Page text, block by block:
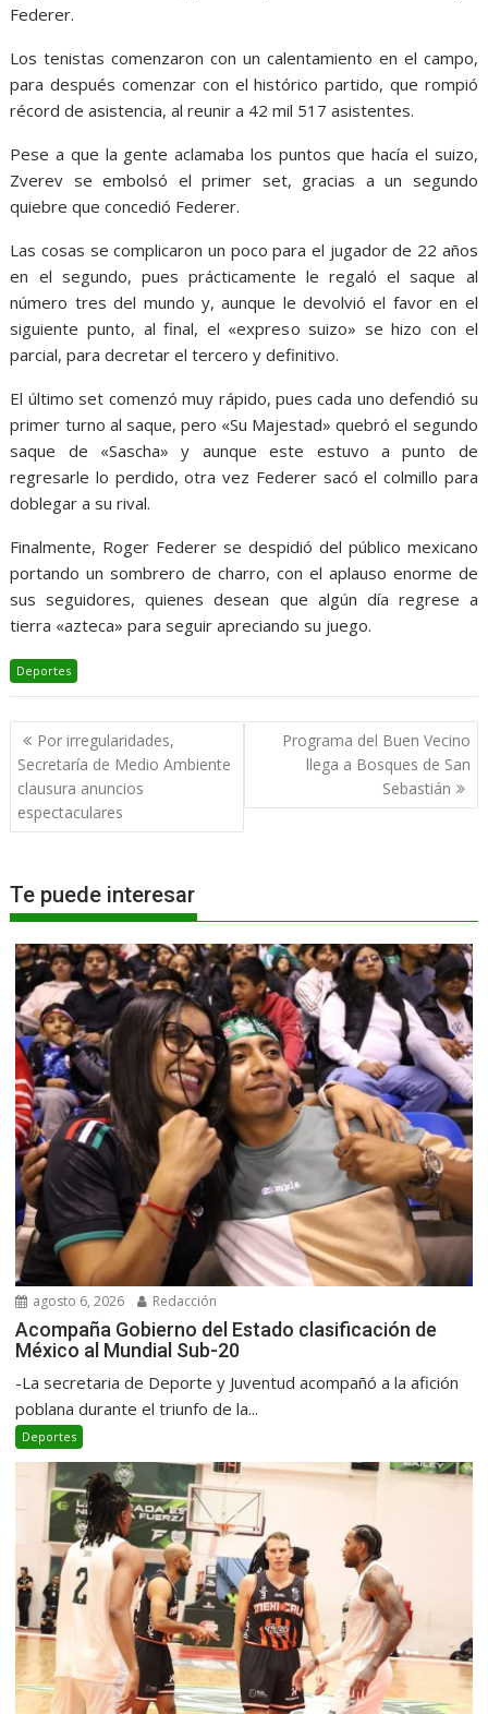
Federer.
Los tenistas comenzaron con un calentamiento en el campo,
para después comenzar con el histórico partido, que rompió
récord de asistencia, al reunir a 42 mil 517 asistentes.
Pese a que la gente aclamaba los puntos que hacía el suizo,
Zverev se embolsó el primer set, gracias a un segundo
quiebre que concedió Federer.
Las cosas se complicaron un poco para el jugador de 22 años
en el segundo, pues prácticamente le regaló el saque al
número tres del mundo y, aunque le devolvió el favor en el
siguiente punto, al final, el «expreso suizo» se hizo con el
parcial, para decretar el tercero y definitivo.
El último set comenzó muy rápido, pues cada uno defendió su
primer turno al saque, pero «Su Majestad» quebró el segundo
saque de «Sascha» y aunque este estuvo a punto de
regresarle lo perdido, otra vez Federer sacó el colmillo para
doblegar a su rival.
Finalmente, Roger Federer se despidió del público mexicano
portando un sombrero de charro, con el aplauso enorme de
sus seguidores, quienes desean que algún día regrese a
tierra «azteca» para seguir apreciando su juego.
Deportes
Navegación
de
entradas
Por irregularidades,
Secretaría de Medio Ambiente
clausura anuncios
espectaculares
Programa del Buen Vecino
llega a Bosques de San
Sebastián
Te puede interesar
agosto 6, 2026 Redacción
Acompaña Gobierno del Estado clasificación de
México al Mundial Sub-20
-La secretaria de Deporte y Juventud acompañó a la afición
poblana durante el triunfo de la...
Deportes